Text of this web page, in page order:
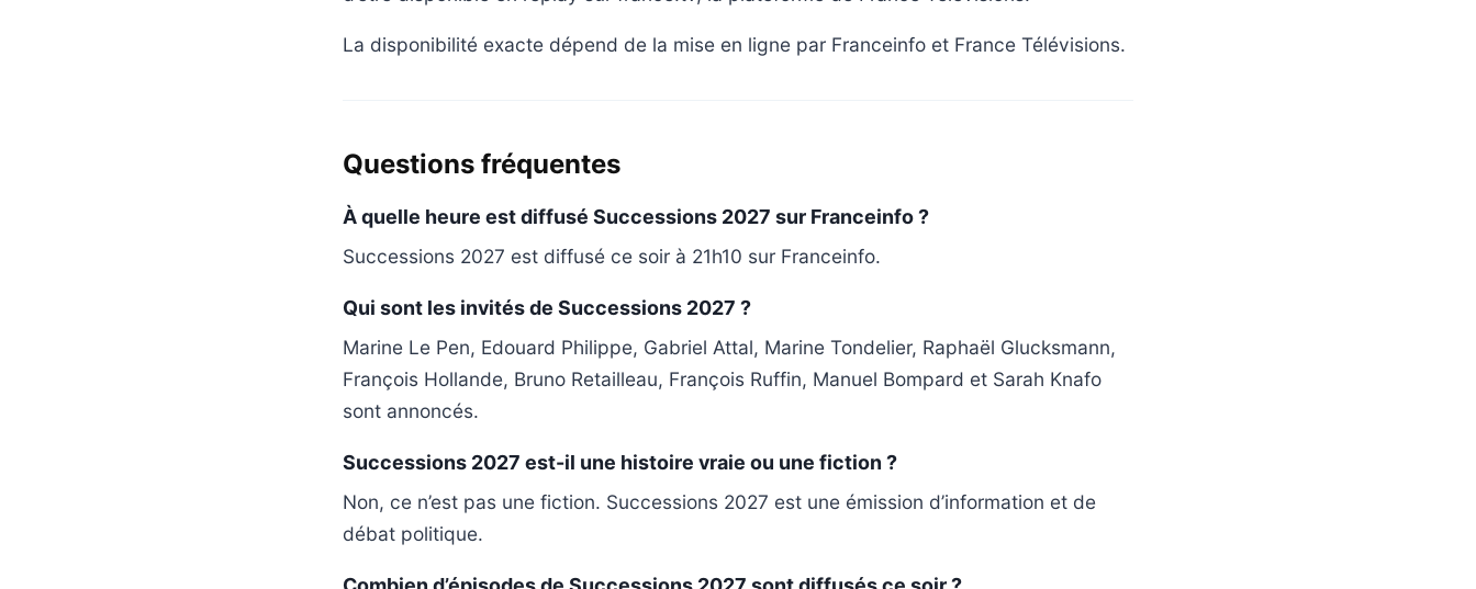
La disponibilité exacte dépend de la mise en ligne par Franceinfo et France Télévisions.
Questions fréquentes
À quelle heure est diffusé Successions 2027 sur Franceinfo ?
Successions 2027 est diffusé ce soir à 21h10 sur Franceinfo.
Qui sont les invités de Successions 2027 ?
Marine Le Pen, Edouard Philippe, Gabriel Attal, Marine Tondelier, Raphaël Glucksmann,
François Hollande, Bruno Retailleau, François Ruffin, Manuel Bompard et Sarah Knafo
sont annoncés.
Successions 2027 est-il une histoire vraie ou une fiction ?
Non, ce n’est pas une fiction. Successions 2027 est une émission d’information et de
débat politique.